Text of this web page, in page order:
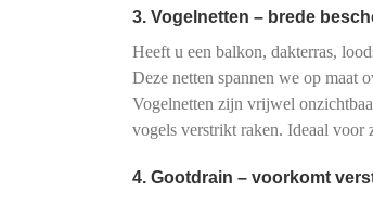
3. Vogelnetten – brede
Heeft u een balkon, dakterras,
Deze netten spannen we op maat
Vogelnetten zijn vrijwel
vogels verstrikt raken. Ideaal
4. Gootdrain – voorkomt